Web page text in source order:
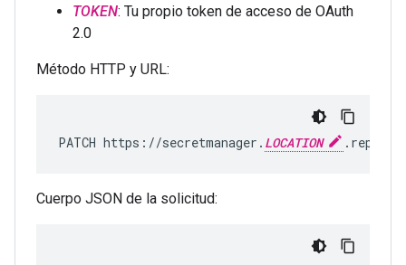
TOKEN: Tu propio token de acceso de OAuth
2.0
Método HTTP y URL:
PATCH https://secretmanager. LOCATION
Cuerpo JSON de la solicitud: